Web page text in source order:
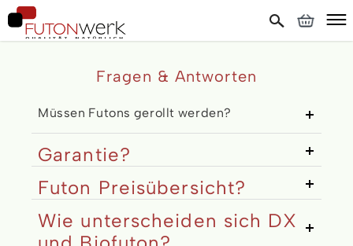
Fragen & Antworten
Müssen Futons gerollt werden?
Garantie?
Futon Preisübersicht?
Wie unterscheiden sich DX